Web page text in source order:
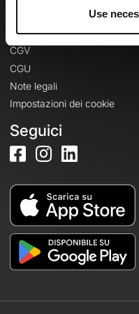
Use
Informazioni legali
Informativa sulla privacy
CGV
CGU
Note legali
Impostazioni dei cookie
Seguici